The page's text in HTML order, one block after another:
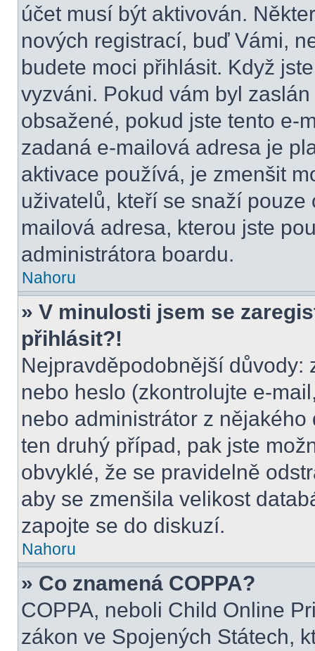
účet musí být aktivován.
nových registrací, buď Vámi,
budete moci přihlásit. Když
vyzváni. Pokud vám byl
obsažené, pokud jste tento e-
zadaná e-mailová adresa je
aktivace používá, je zmenšit
uživatelů, kteří se snaží
mailová adresa, kterou jste
administrátora boardu.
Nahoru
» V minulosti jsem se
přihlásit?!
Nejpravděpodobnější důvody:
nebo heslo (zkontrolujte e-
nebo administrátor z
ten druhý případ, pak jste
obvyklé, že se pravidelně
aby se zmenšila velikost
zapojte se do diskuzí.
Nahoru
» Co znamená COPPA?
COPPA, neboli Child Online
zákon ve Spojených Státech,